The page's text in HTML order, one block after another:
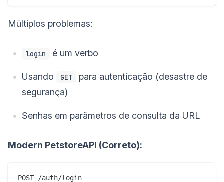
Múltiplos problemas:
login é um verbo
Usando GET
para autenticação (desastre de
segurança)
Senhas em parâmetros de consulta da URL
Modern PetstoreAPI (Correto):
POST /auth/login